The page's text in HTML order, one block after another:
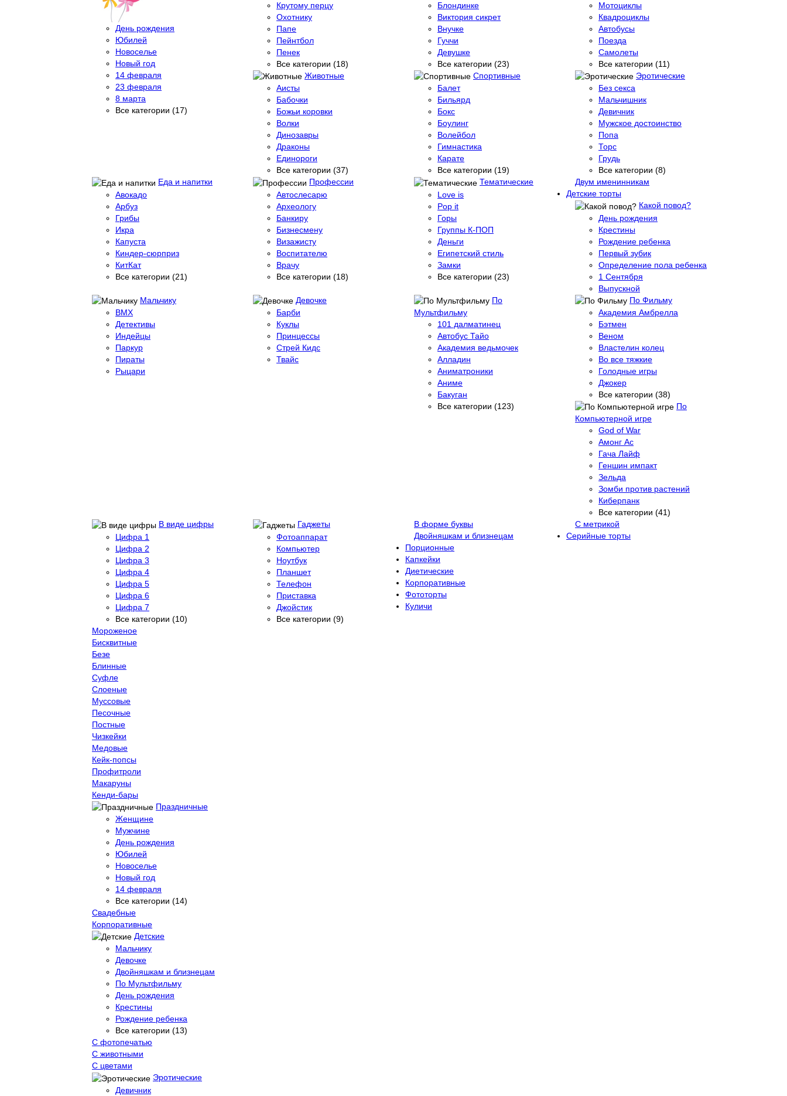
День рождения
Юбилей
Новоселье
Новый год
14 февраля
23 февраля
8 марта
Все категории (17)
Крутому перцу
Охотнику
Папе
Пейнтбол
Пенек
Все категории (18)
Блондинке
Виктория сикрет
Внучке
Гуччи
Девушке
Все категории (23)
Мотоциклы
Квадроциклы
Автобусы
Поезда
Самолеты
Все категории (11)
Животные
Аисты
Бабочки
Божьи коровки
Волки
Динозавры
Драконы
Единороги
Все категории (37)
Спортивные
Балет
Бильярд
Бокс
Боулинг
Волейбол
Гимнастика
Карате
Все категории (19)
Эротические
Без секса
Мальчишник
Девичник
Мужское достоинство
Попа
Торс
Грудь
Все категории (8)
Еда и напитки
Авокадо
Арбуз
Грибы
Икра
Капуста
Киндер-сюрприз
КитКат
Все категории (21)
Профессии
Автослесарю
Археологу
Банкиру
Бизнесмену
Визажисту
Воспитателю
Врачу
Все категории (18)
Тематические
Love is
Pop it
Горы
Группы К-ПОП
Деньги
Египетский стиль
Замки
Все категории (23)
Двум именинникам
Детские торты
Какой повод?
День рождения
Крестины
Рождение ребенка
Первый зубик
Определение пола ребенка
1 Сентября
Выпускной
Мальчику
BMX
Детективы
Индейцы
Паркур
Пираты
Рыцари
Девочке
Барби
Куклы
Принцессы
Стрей Кидс
Твайс
По
Мультфильму
101 далматинец
Автобус Тайо
Академия ведьмочек
Алладин
Аниматроники
Аниме
Бакуган
Все категории (123)
По Фильму
Академия Амбрелла
Бэтмен
Веном
Властелин колец
Во все тяжкие
Голодные игры
Джокер
Все категории (38)
По
Компьютерной игре
God of War
Амонг Ас
Гача Лайф
Геншин импакт
Зельда
Зомби против растений
Киберпанк
Все категории (41)
В виде цифры
Цифра 1
Цифра 2
Цифра 3
Цифра 4
Цифра 5
Цифра 6
Цифра 7
Все категории (10)
Гаджеты
Фотоаппарат
Компьютер
Ноутбук
Планшет
Телефон
Приставка
Джойстик
Все категории (9)
В форме буквы
С метрикой
Двойняшкам и близнецам
Серийные торты
Мороженое
Бисквитные
Безе
Блинные
Суфле
Слоеные
Муссовые
Песочные
Постные
Чизкейки
Медовые
Порционные
Кейк-попсы
Профитроли
Макаруны
Кенди-бары
Капкейки
Праздничные
Женщине
Мужчине
День рождения
Юбилей
Новоселье
Новый год
14 февраля
Все категории (14)
Свадебные
Корпоративные
Детские
Мальчику
Девочке
Двойняшкам и близнецам
По Мультфильму
День рождения
Крестины
Рождение ребенка
Все категории (13)
С фотопечатью
C животными
С цветами
Эротические
Девичник
Диетические
Корпоративные
Фототорты
Куличи